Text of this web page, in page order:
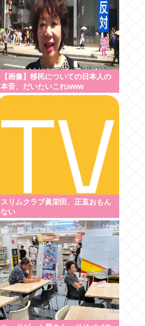
【画像】移民についての日本人の
本音、だいたいこれwww
スリムクラブ眞栄田、正直おもん
ない